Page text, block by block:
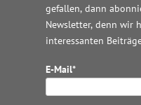
gefallen, dann
Newsletter, denn wir
interessanten
E-Mail*